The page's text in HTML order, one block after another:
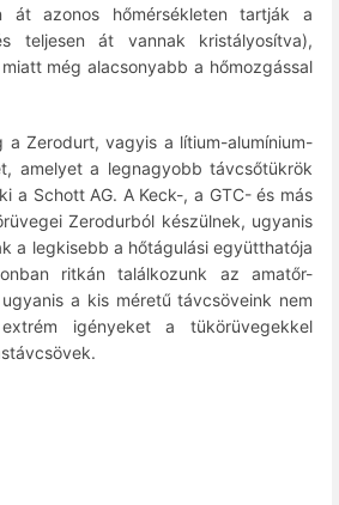
át azonos hőmérsékleten tartják a
teljesen át vannak kristályosítva),
még alacsonyabb a hőmozgással
a Zerodurt, vagyis a lítium-alumínium-
amelyet a legnagyobb távcsőtükrök
a Schott AG. A Keck-, a GTC- és más
Zerodurból készülnek, ugyanis
a legkisebb a hőtágulási együtthatója
ritkán találkozunk az amatőr-
a kis méretű távcsöveink nem
igényeket a tükörüvegekkel